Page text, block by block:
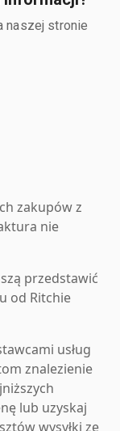
naszej stronie
zakupów z
nie
przedstawić
od Ritchie
usług
znalezienie
lub uzyskaj
wysyłki ze